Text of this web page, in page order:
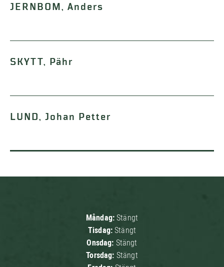
JERNBOM, Anders
SKYTT, Pähr
LUND, Johan Petter
Måndag:Stängt
Tisdag:Stängt
Onsdag: Stängt
Torsdag: Stängt